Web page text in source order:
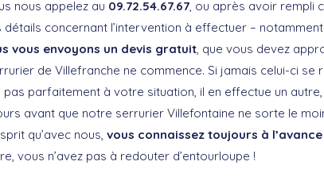
nous appelez au 09.72.54.67.67, ou après avoir rempli
détails concernant l’intervention à effectuer –
vous envoyons un devis gratuit, que vous devez
de Villefranche ne commence. Si jamais celui-ci se
parfaitement à votre situation, il en effectue un
avant que notre serrurier Villefontaine ne sorte le
qu’avec nous, vous connaissez toujours à
vous n’avez pas à redouter d’entourloupe !